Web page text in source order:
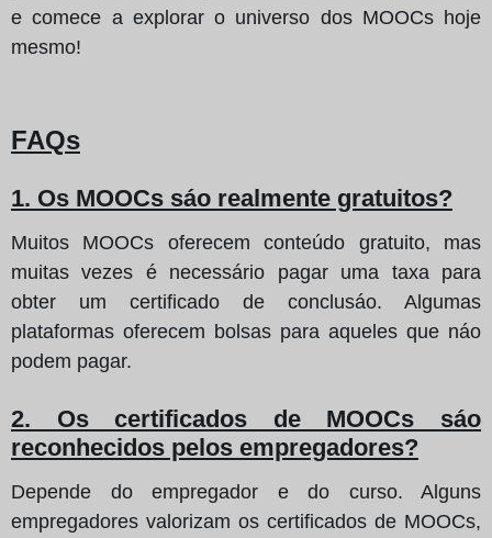
e comece a explorar o universo dos MOOCs hoje
mesmo!
FAQs
1. Os MOOCs sáo realmente gratuitos?
Muitos MOOCs oferecem conteúdo gratuito, mas
muitas vezes é necessário pagar uma taxa para
obter um certificado de conclusáo. Algumas
plataformas oferecem bolsas para aqueles que náo
podem pagar.
2. Os certificados de MOOCs sáo
reconhecidos pelos empregadores?
Depende do empregador e do curso. Alguns
empregadores valorizam os certificados de MOOCs,